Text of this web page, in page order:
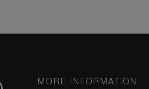
MORE INFORMATION